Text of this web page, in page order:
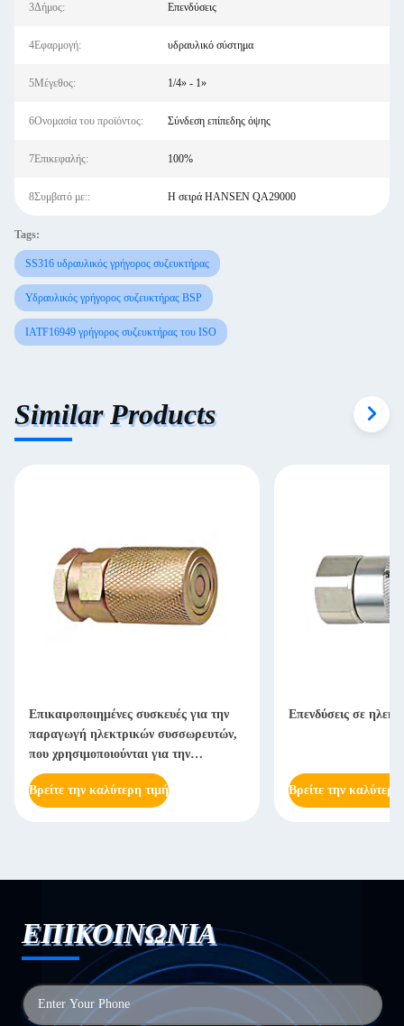
3Δήμος: Επενδύσεις
4Εφαρμογή: υδραυλικό σύστημα
5Μέγεθος: 1/4» - 1»
6Ονομασία του προϊόντος: Σύνδεση επίπεδης όψης
7Επικεφαλής: 100%
8Συμβατό με:: Η σειρά HANSEN QA29000
Tags:
SS316 υδραυλικός γρήγορος συζευκτήρας
Υδραυλικός γρήγορος συζευκτήρας BSP
IATF16949 γρήγορος συζευκτήρας του ISO
Similar Products
Επικαιροποιημένες συσκευές για την
παραγωγή ηλεκτρικών συσσωρευτών,
που χρησιμοποιούνται για την
παραγωγή ηλεκτρικών συσσωρευτών
Βρείτε την καλύτερη τιμή
Επενδύσεις σε
Βρείτε την καλύτερη
ΕΠΙΚΟΙΝΩΝΙΑ